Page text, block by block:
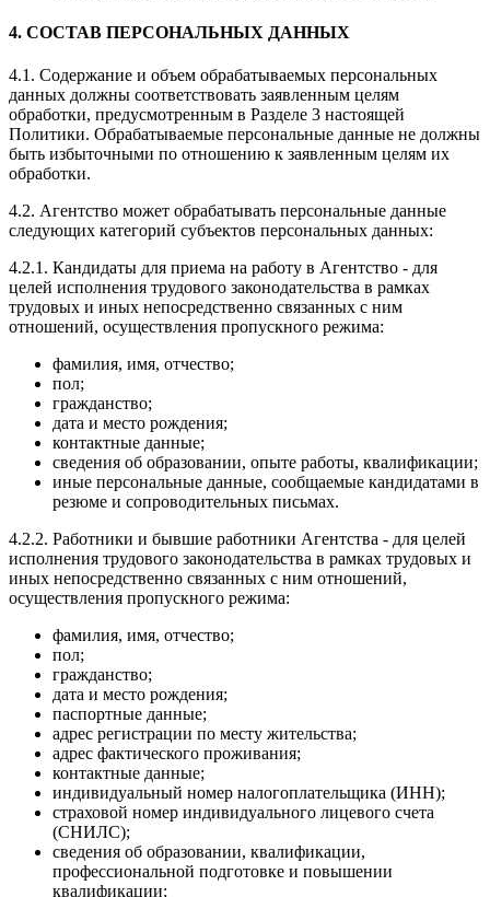
4. СОСТАВ ПЕРСОНАЛЬНЫХ ДАННЫХ
4.1. Содержание и объем обрабатываемых персональных
данных должны соответствовать заявленным целям
обработки, предусмотренным в Разделе 3 настоящей
Политики. Обрабатываемые персональные данные не должны
быть избыточными по отношению к заявленным целям их
обработки.
4.2. Агентство может обрабатывать персональные данные
следующих категорий субъектов персональных данных:
4.2.1. Кандидаты для приема на работу в Агентство - для
целей исполнения трудового законодательства в рамках
трудовых и иных непосредственно связанных с ним
отношений, осуществления пропускного режима:
фамилия, имя, отчество;
пол;
гражданство;
дата и место рождения;
контактные данные;
сведения об образовании, опыте работы, квалификации;
иные персональные данные, сообщаемые кандидатами в
резюме и сопроводительных письмах.
4.2.2. Работники и бывшие работники Агентства - для целей
исполнения трудового законодательства в рамках трудовых и
иных непосредственно связанных с ним отношений,
осуществления пропускного режима:
фамилия, имя, отчество;
пол;
гражданство;
дата и место рождения;
паспортные данные;
адрес регистрации по месту жительства;
адрес фактического проживания;
контактные данные;
индивидуальный номер налогоплательщика (ИНН);
страховой номер индивидуального лицевого счета
(СНИЛС);
сведения об образовании, квалификации,
профессиональной подготовке и повышении
квалификации;